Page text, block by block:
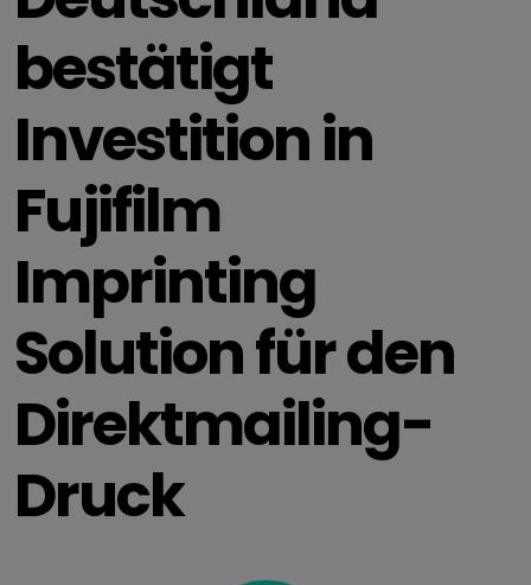
bestätigt
Investition in
Fujifilm
Imprinting
Solution für den
Direktmailing-
Druck